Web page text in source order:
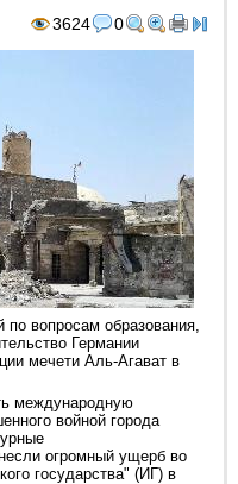
3624 0
вопросам образования,
Германии
мечети Аль-Агават в
международную
войной города
огромный ущерб во
государства" (ИГ) в